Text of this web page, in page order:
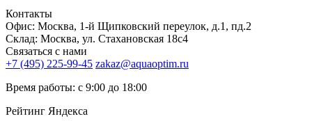
Контакты
Офис: Москва, 1-й Щипковский переулок, д.1, пд.2
Склад: Москва, ул. Стахановская 18с4
Связаться с нами
+7 (495) 225-99-45 zakaz@aquaoptim.ru
Время работы: с 9:00 до 18:00
Рейтинг Яндекса